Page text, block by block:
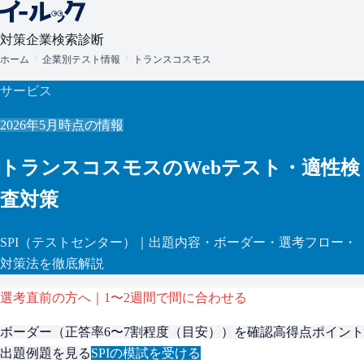
対策企業検索診断
ホーム 企業別テスト情報 トランスコスモス
サービス
2026年5月 時点の情報
トランスコスモスのWebテスト・適性検
査対策
SPI （テストセンター）
｜出題内容・ボーダー・選考フロー・
対策法を徹底解説
選考直前の方へ｜1〜2週間で間に合わせる
ボーダー（正答率6〜7割程度（目安） ）を確認高得点ポイント
出題例題を見るSPIの模試を受ける